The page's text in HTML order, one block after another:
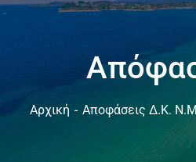
Αρχική Αποφάσεις Δ.Κ.